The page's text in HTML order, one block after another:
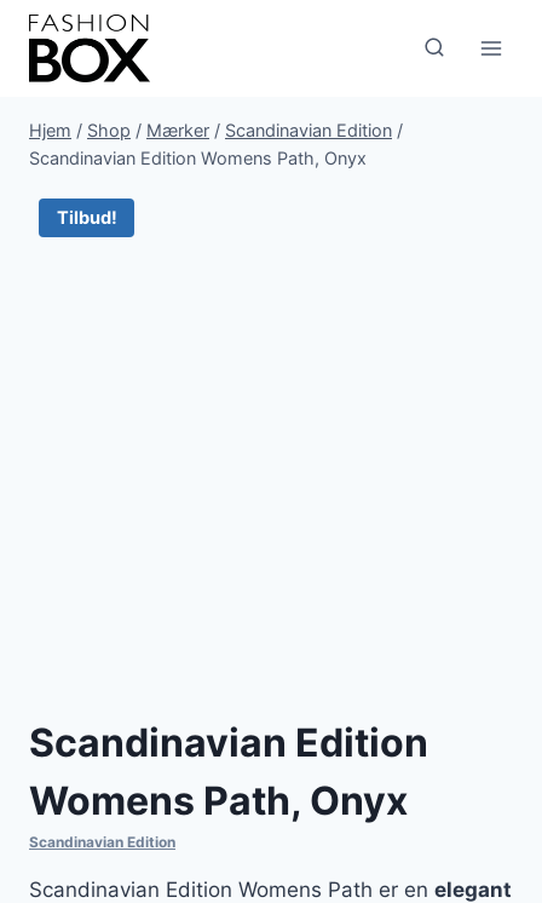
Fortsæt
indhold
Hjem / Shop / Mærker / Scandinavian Edition /
Scandinavian Edition Womens Path, Onyx
Tilbud!
Scandinavian Edition
Womens Path, Onyx
Scandinavian Edition
Scandinavian Edition Womens Path er en elegant